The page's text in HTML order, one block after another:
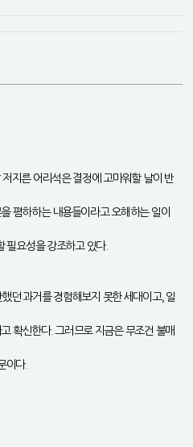
지른 어리석은 결정에 고마워할 날이 반
폄하하는 내용들이라고 오해하는 일이
필요성을 강조하고 있다.
던 과거를 경험해보지 못한 세대이고, 일
확신한다. 그러므로 지금은 무조건 불매
이다.